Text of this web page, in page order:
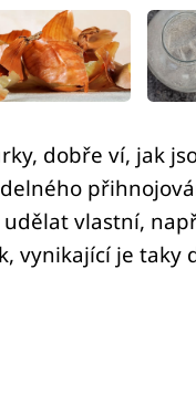
dobře ví, jak
vlastní,
vynikající je taky